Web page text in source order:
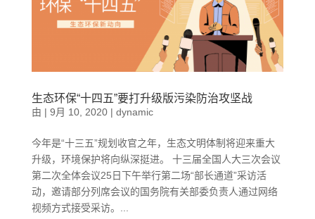
生态环保“十四五”要打升级版污染防治攻坚战
由 | 9月 10, 2020| dynamic
今年是“十三五”规划收官之年，生态文明体制将迎来重大
升级，环境保护将向纵深挺进。 十三届全国人大三次会议
第二次全体会议25日下午举行第二场“部长通道”采访活
动，邀请部分列席会议的国务院有关部委负责人通过网络
视频方式接受采访。...